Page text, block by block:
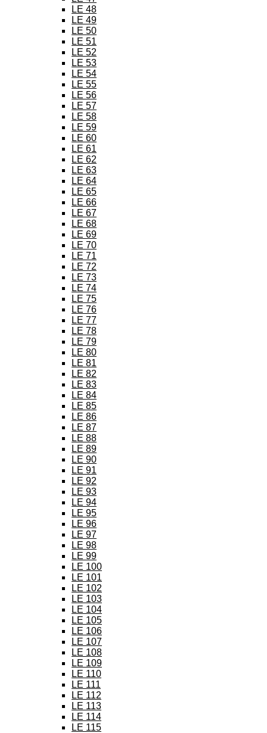
LE 48
LE 49
LE 50
LE 51
LE 52
LE 53
LE 54
LE 55
LE 56
LE 57
LE 58
LE 59
LE 60
LE 61
LE 62
LE 63
LE 64
LE 65
LE 66
LE 67
LE 68
LE 69
LE 70
LE 71
LE 72
LE 73
LE 74
LE 75
LE 76
LE 77
LE 78
LE 79
LE 80
LE 81
LE 82
LE 83
LE 84
LE 85
LE 86
LE 87
LE 88
LE 89
LE 90
LE 91
LE 92
LE 93
LE 94
LE 95
LE 96
LE 97
LE 98
LE 99
LE 100
LE 101
LE 102
LE 103
LE 104
LE 105
LE 106
LE 107
LE 108
LE 109
LE 110
LE 111
LE 112
LE 113
LE 114
LE 115